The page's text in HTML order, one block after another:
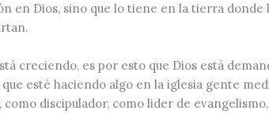
en Dios, sino que lo tiene en la tierra
creciendo, es por esto que Dios está
esté haciendo algo en la iglesia gente
discipulador, como lider de